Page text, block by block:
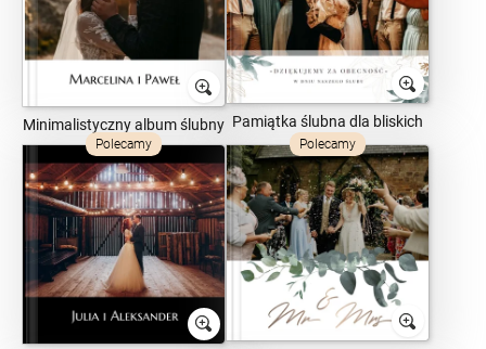
Minimalistyczny album ślubny Pamiątka ślubna dla bliskich
Polecamy Polecamy